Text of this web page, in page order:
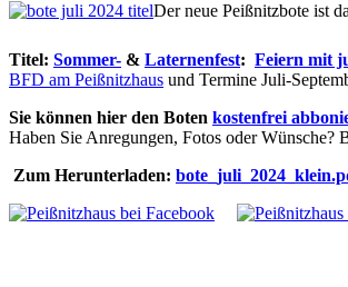
Der neue Peißnitzbote ist
Titel: Sommer- & Laternenfest: Feiern mit
BFD am Peißnitzhaus und Termine Juli-
Sie können hier den Boten kostenfrei
Haben Sie Anregungen, Fotos oder Wünsche?
Zum Herunterladen: